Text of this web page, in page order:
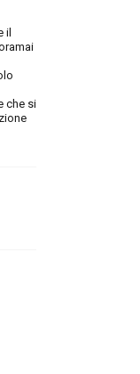
il
che si